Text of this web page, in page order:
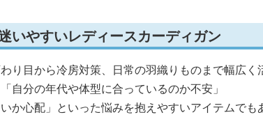
いやすいレディースカーディガン
り目から冷房対策、日常の羽織りものまで幅広く
自分の年代や体型に合っているのか不安」
か心配」といった悩みを抱えやすいアイテムでも